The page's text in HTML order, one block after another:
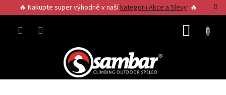
na
obsah
🔥 Nakupte super výhodně v našíkategorii Akce a Slevy. 🔥